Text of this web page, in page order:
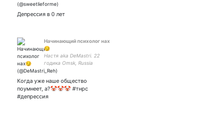
Депрессия в 0 лет
Начинающий психолог нах
😏
Настя aka DeMastri. 22
годика Omsk, Russia
Волонтёрка Demigirl(a)/pan
феминистка Чокнутая
пацифистка Просто пишу
Когда уже наше общество
поумнеет, а?🤡🤡🤡 #тнрс
#депрессия